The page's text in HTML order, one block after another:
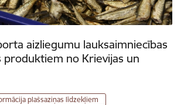
aizliegumu lauksaimniecības
produktiem no Krievijas un
plašsaziņas līdzekļiem